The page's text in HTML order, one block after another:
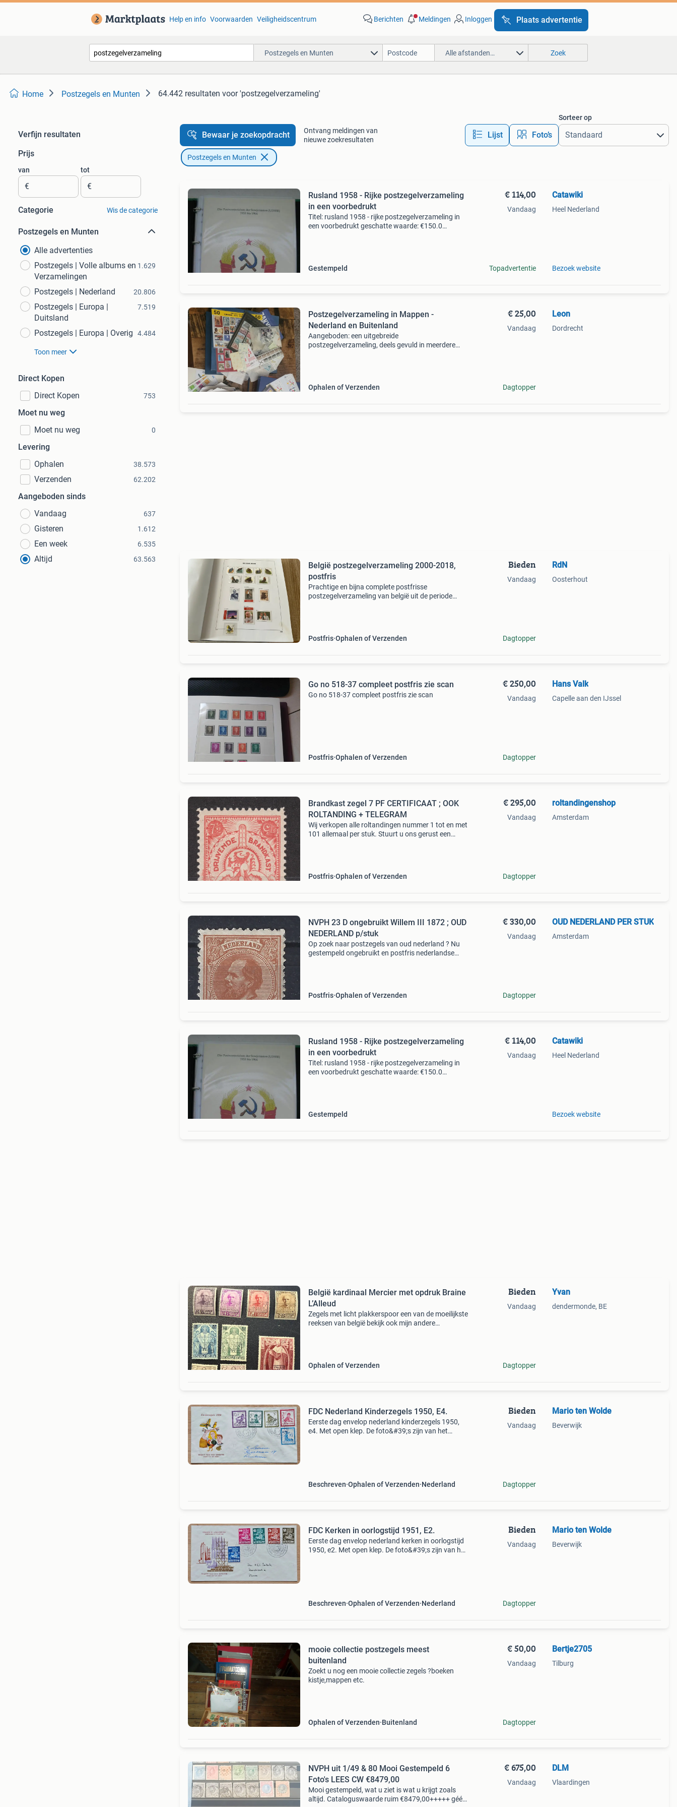
Help en info Voorwaarden Veiligheidscentrum Berichten Meldingen Inloggen Plaats advertentie
Postzegels en Munten Alle afstanden… Zoek
Home Postzegels en Munten 64.442 resultaten voor 'postzegelverzameling'
Verfijn resultaten
Prijs
van
€
tot
€
Categorie Wis de categorie
Postzegels en Munten
Alle advertenties
Postzegels | Volle albums en
Verzamelingen
1.629
Postzegels | Nederland 20.806
Postzegels | Europa |
Duitsland
7.519
Postzegels | Europa | Overig 4.484
Toon meer
Direct Kopen
Direct Kopen
753
Moet nu weg
Moet nu weg
0
Levering
Ophalen
38.573
Verzenden 62.202
Aangeboden sinds
Vandaag
637
Gisteren 1.612
Een week 6.535
Altijd 63.563
Bewaar je zoekopdracht
Ontvang meldingen van
nieuwe zoekresultaten
Lijst Foto’s
Sorteer op
Postzegels en Munten
Rusland 1958 - Rijke postzegelverzameling
in een voorbedrukt
Titel: rusland 1958 - rijke postzegelverzameling in
een voorbedrukt geschatte waarde: €150.0
Gestempeld
€ 114,00
Vandaag
Topadvertentie
Catawiki
Heel Nederland
Bezoek website
Postzegelverzameling in Mappen -
Nederland en Buitenland
Aangeboden: een uitgebreide
postzegelverzameling, deels gevuld in meerdere
Ophalen of Verzenden
€ 25,00
Vandaag
Dagtopper
Leon
Dordrecht
België postzegelverzameling 2000-2018,
postfris
Prachtige en bijna complete postfrisse
postzegelverzameling van belgië uit de periode
Postfris Ophalen of Verzenden
Bieden
Vandaag
Dagtopper
RdN
Oosterhout
Go no 518-37 compleet postfris zie scan
Go no 518-37 compleet postfris zie scan
Postfris Ophalen of Verzenden
€ 250,00
Vandaag
Dagtopper
Hans Valk
Capelle aan den IJssel
Brandkast zegel 7 PF CERTIFICAAT ; OOK
ROLTANDING + TELEGRAM
Wij verkopen alle roltandingen nummer 1 tot en met
101 allemaal per stuk. Stuurt u ons gerust een
Postfris Ophalen of Verzenden
€ 295,00
Vandaag
Dagtopper
roltandingenshop
Amsterdam
NVPH 23 D ongebruikt Willem III 1872 ; OUD
NEDERLAND p/stuk
Op zoek naar postzegels van oud nederland ? Nu
gestempeld ongebruikt en postfris nederlandse
Postfris Ophalen of Verzenden
€ 330,00
Vandaag
Dagtopper
OUD NEDERLAND PER STUK
Amsterdam
Rusland 1958 - Rijke postzegelverzameling
in een voorbedrukt
Titel: rusland 1958 - rijke postzegelverzameling in
een voorbedrukt geschatte waarde: €150.0
Gestempeld
€ 114,00
Vandaag
Catawiki
Heel Nederland
Bezoek website
België kardinaal Mercier met opdruk Braine
L’Alleud
Zegels met licht plakkerspoor een van de moeilijkste
reeksen van belgië bekijk ook mijn andere
Ophalen of Verzenden
Bieden
Vandaag
Dagtopper
Yvan
dendermonde, BE
FDC Nederland Kinderzegels 1950, E4.
Eerste dag envelop nederland kinderzegels 1950,
e4. Met open klep. De foto&#39;s zijn van het
Beschreven Ophalen of Verzenden Nederland
Bieden
Vandaag
Dagtopper
Mario ten Wolde
Beverwijk
FDC Kerken in oorlogstijd 1951, E2.
Eerste dag envelop nederland kerken in oorlogstijd
1950, e2. Met open klep. De foto&#39;s zijn van het
Beschreven Ophalen of Verzenden Nederland
Bieden
Vandaag
Dagtopper
Mario ten Wolde
Beverwijk
mooie collectie postzegels meest
buitenland
Zoekt u nog een mooie collectie zegels ?boeken
kistje,mappen etc.
Ophalen of Verzenden Buitenland
€ 50,00
Vandaag
Dagtopper
Bertje2705
Tilburg
NVPH uit 1/49 & 80 Mooi Gestempeld 6
Foto's LEES CW €8479,00
Mooi gestempeld, wat u ziet is wat u krijgt zoals
altijd. Cataloguswaarde ruim €8479,00+++++ géén
€ 675,00
Vandaag
DLM
Vlaardingen